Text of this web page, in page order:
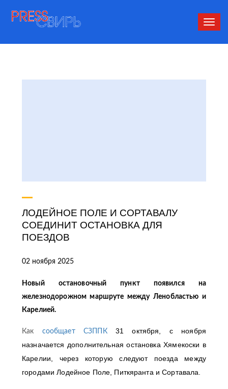
ЛОДЕЙНОЕ ПОЛЕ И СОРТАВАЛУ
СОЕДИНИТ ОСТАНОВКА ДЛЯ
ПОЕЗДОВ
02 ноября 2025
Новый остановочный пункт появился на
железнодорожном маршруте между Ленобластью и
Карелией.
Как сообщает СЗППК
31 октября, с ноября
назначается дополнительная остановка Хямекоски в
Карелии, через которую следуют поезда между
городами Лодейное Поле, Питкяранта и Сортавала.